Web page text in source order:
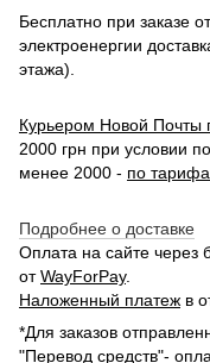
Бесплатно при заказе
электроенергии
этажа).
Курьером Новой Почты
2000 грн при условии
менее 2000 - по
Подробнее о доставке
Оплата на сайте через
отWayForPay.
Наложенный платеж в
*Для заказов
"Перевод средств"-